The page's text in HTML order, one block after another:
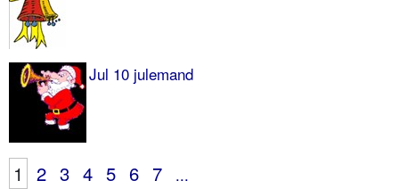
Jul 10 julemand
1 2 3 4 5 6 7 ...